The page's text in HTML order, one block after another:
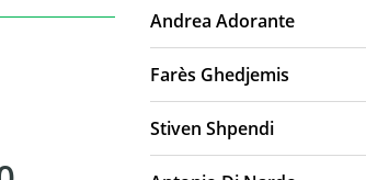
Andrea Adorante
Farès Ghedjemis
Stiven Shpendi